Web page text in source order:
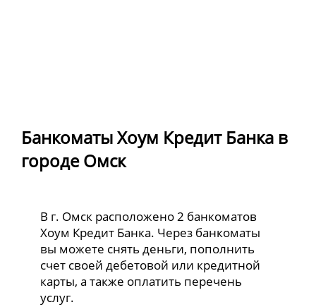
Банкоматы Хоум Кредит Банка в
городе Омск
В г. Омск расположено 2 банкоматов
Хоум Кредит Банка. Через банкоматы
вы можете снять деньги, пополнить
счет своей дебетовой или кредитной
карты, а также оплатить перечень
услуг.